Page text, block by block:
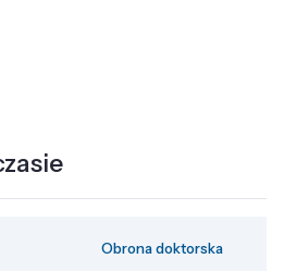
Obrona doktorska